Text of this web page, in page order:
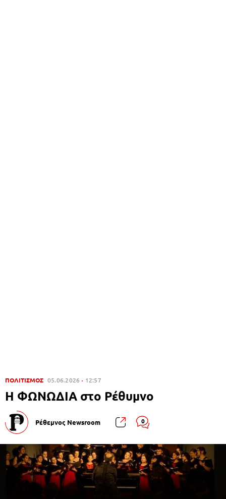
ΠΟΛΙΤΙΣΜΟΣ 05.06.2026 12:57
Η ΦΩΝΩΔΙΑ στο Ρέθυμνο
Ρέθεμνος Newsroom 0